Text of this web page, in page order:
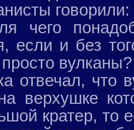
говорили:
чего
если и без
вулканы?
отвечал, что
верхушке
кратер, то